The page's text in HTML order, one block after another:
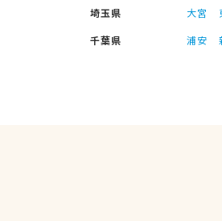
埼玉県
大宮
千葉県
浦安